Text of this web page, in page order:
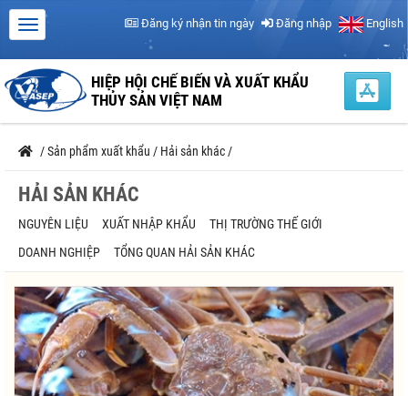
Đăng ký nhận tin ngày Đăng nhập English
HIỆP HỘI CHẾ BIẾN VÀ XUẤT KHẨU
THỦY SẢN VIỆT NAM
/Sản phẩm xuất khẩu / Hải sản khác /
HẢI SẢN KHÁC
NGUYÊN LIỆU XUẤT NHẬP KHẨU
THỊ TRƯỜNG THẾ GIỚI
DOANH NGHIỆP
TỔNG QUAN HẢI SẢN KHÁC